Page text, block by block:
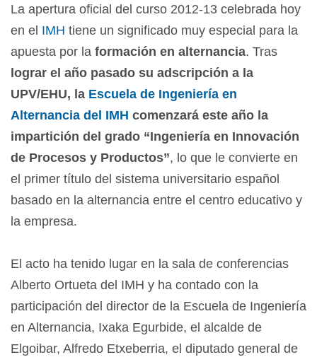
La apertura oficial del curso 2012-13 celebrada hoy
en el IMH tiene un significado muy especial para la
apuesta por la formación en alternancia. Tras
lograr el año pasado su adscripción a la
UPV/EHU, la Escuela de Ingeniería en
Alternancia del IMH comenzará este año la
impartición del grado “Ingeniería en Innovación
de Procesos y Productos”, lo que le convierte en
el primer título del sistema universitario español
basado en la alternancia entre el centro educativo y
la empresa.
El acto ha tenido lugar en la sala de conferencias
Alberto Ortueta del IMH y ha contado con la
participación del director de la Escuela de Ingeniería
en Alternancia, Ixaka Egurbide, el alcalde de
Elgoibar, Alfredo Etxeberria, el diputado general de